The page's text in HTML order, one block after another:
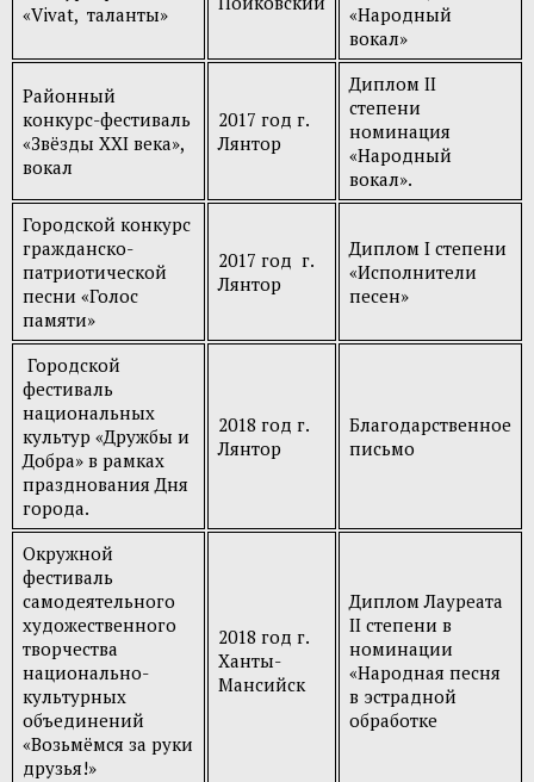
«Vivat, таланты»
«Народный
вокал»
Районный
конкурс-фестиваль
«Звёзды XXI века»,
вокал
2017 год г.
Лянтор
Диплом II
степени
номинация
«Народный
вокал».
Городской конкурс
гражданско-
патриотической
песни «Голос
памяти»
2017 год г.
Лянтор
Диплом I степени
«Исполнители
песен»
Городской
фестиваль
национальных
культур «Дружбы и
Добра» в рамках
празднования Дня
города.
2018 год г.
Лянтор
Благодарственное
письмо
Окружной
фестиваль
самодеятельного
художественного
творчества
национально-
культурных
объединений
«Возьмёмся за руки
друзья!»
2018 год г.
Ханты-
Мансийск
Диплом Лауреата
II степени в
номинации
«Народная песня
в эстрадной
обработке